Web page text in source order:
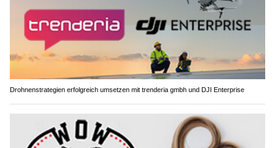
Drohnenstrategien erfolgreich umsetzen mit trenderia gmbh und DJI Enterprise